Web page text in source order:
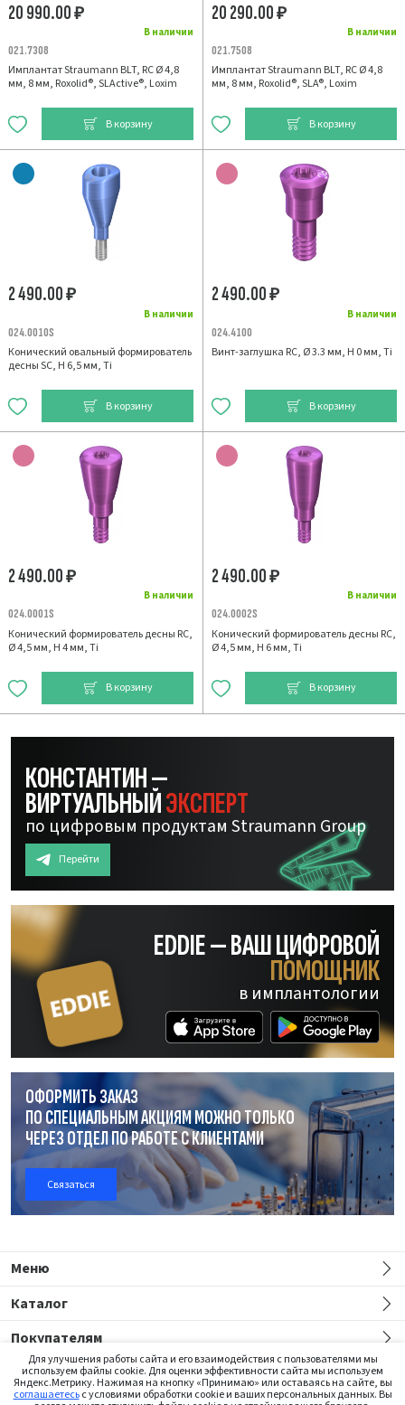
В наличии
20 990.00₽
021.7308
Имплантат Straumann BLT, RC Ø 4,8
мм, 8 мм, Roxolid®, SLActive®, Loxim
В корзину
В наличии
20 290.00₽
021.7508
Имплантат Straumann BLT, RC Ø 4,8
мм, 8 мм, Roxolid®, SLA®, Loxim
В корзину
В наличии
2 490.00₽
024.0010S
Конический овальный формирователь
десны SC, H 6,5 мм, Ti
В корзину
В наличии
2 490.00₽
024.4100
Винт-заглушка RC, Ø 3.3 мм, H 0 мм, Ti
В корзину
В наличии
2 490.00₽
024.0001S
Конический формирователь десны RC,
Ø 4,5 мм, H 4 мм, Ti
В корзину
В наличии
2 490.00₽
024.0002S
Конический формирователь десны RC,
Ø 4,5 мм, H 6 мм, Ti
В корзину
КОНСТАНТИН —
ВИРТУАЛЬНЫЙЭКСПЕРТ
по цифровым продуктам Straumann Group
Перейти
EDDIE — ВАШ ЦИФРОВОЙ
ПОМОЩНИК
в имплантологии
ОФОРМИТЬ ЗАКАЗ
ПО СПЕЦИАЛЬНЫМ АКЦИЯМ МОЖНО ТОЛЬКО
ЧЕРЕЗ ОТДЕЛПО РАБОТЕС КЛИЕНТАМИ
Связаться
Меню
Каталог
Покупателям
Для улучшения работы сайта и его взаимодействия с пользователями мы
используем файлы cookie. Для оценки эффективности сайта мы используем
Яндекс.Метрику. Нажимая на кнопку «Принимаю» или оставаясь на сайте, вы
соглашаетесьс условиями обработки cookie и ваших персональных данных. Вы